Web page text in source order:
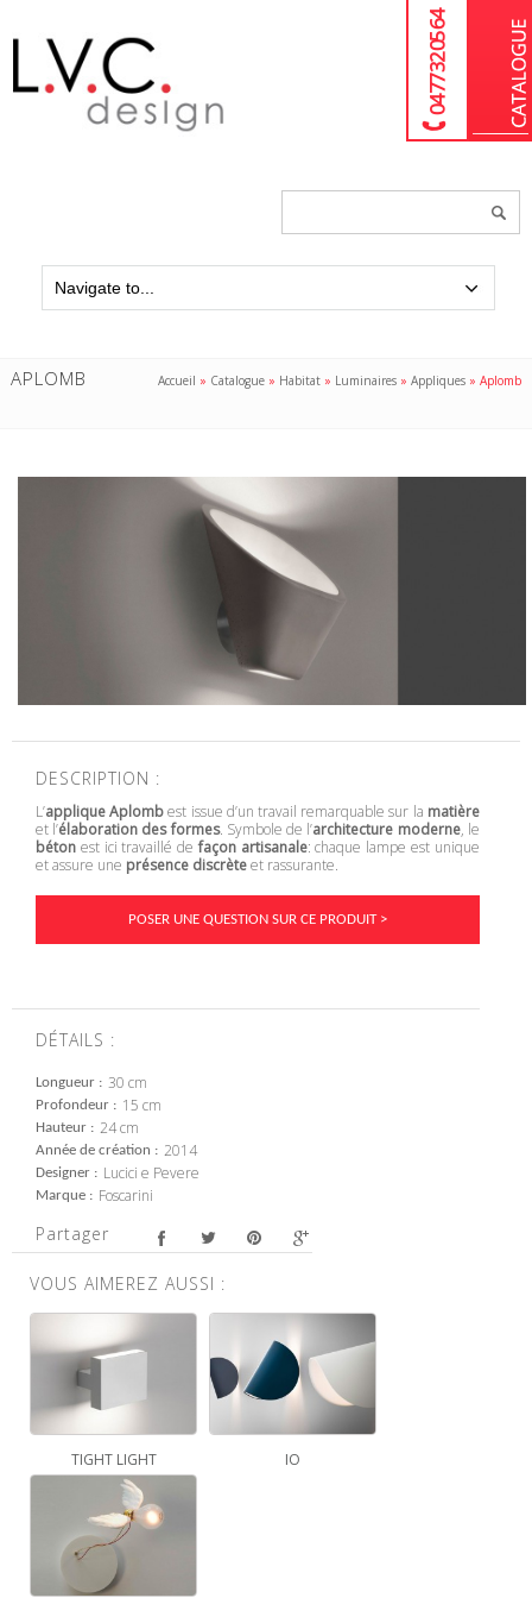
04 77 32 05 64
APLOMB Accueil » Catalogue » Habitat » Luminaires »Appliques »Aplomb
DESCRIPTION :
L’applique Aplombest issue d’un travail remarquable sur la matière
et l’élaboration des formes. Symbole de l’architecture moderne, le
béton est ici travaillé defaçon artisanale: chaque lampe est unique
et assure une présence discrèteet rassurante.
POSER UNE QUESTION SUR CE PRODUIT >
DÉTAILS :
Longueur 30 cm
Profondeur 15 cm
Hauteur 24 cm
Année de création 2014
Designer Lucici e Pevere
Marque Foscarini
Partager
VOUS AIMEREZ AUSSI :
TIGHT LIGHT IO